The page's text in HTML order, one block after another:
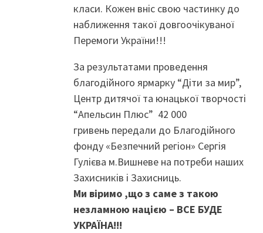
класи. Кожен вніс свою частинку до
наближення такої довгоочікуваної
Перемоги України!!!
За результатами проведення
благодійного ярмарку “Діти за мир”,
Центр дитячої та юнацької творчості
“Апельсин Плюс” 42 000
гривень передали до Благодійного
фонду «Безпечний регіон» Сергія
Гулієва м.Вишневе на потреби наших
Захисників і Захисниць.
Ми віримо ,що з саме з такою
незламною нацією – ВСЕ БУДЕ
УКРАЇНА!!!